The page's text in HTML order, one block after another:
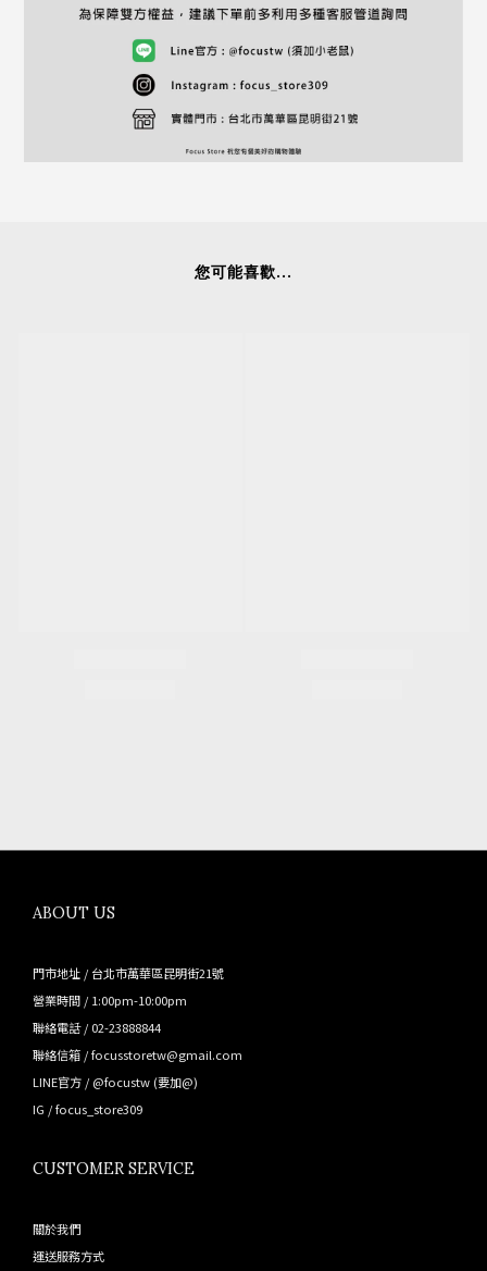
您可能喜歡...
ABOUT US
門市地址 / 台北市萬華區昆明街21號
營業時間 / 1:00pm-10:00pm
聯絡電話 / 02-23888844
聯絡信箱 / focusstoretw@gmail.com
LINE官方 / @focustw (要加@)
IG /focus_store309
CUSTOMER SERVICE
關於我們
運送服務方式